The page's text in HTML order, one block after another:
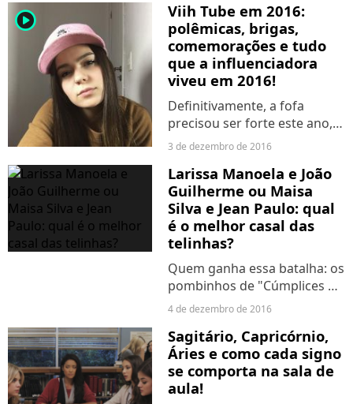
player2
Viih Tube em 2016:
polêmicas, brigas,
comemorações e tudo
que a influenciadora
viveu em 2016!
Definitivamente, a fofa
precisou ser forte este ano,
hein?
3 de dezembro de 2016
Larissa Manoela e João
Guilherme ou Maisa
Silva e Jean Paulo: qual
é o melhor casal das
telinhas?
Quem ganha essa batalha: os
pombinhos de "Cúmplices de
um Resgate" ou de "Carinha
4 de dezembro de 2016
Sagitário, Capricórnio,
Áries e como cada signo
se comporta na sala de
aula!